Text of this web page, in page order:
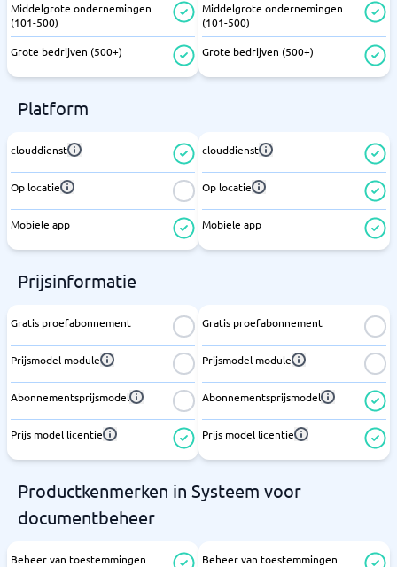
Middelgrote ondernemingen
(101-500)
Grote bedrijven (500+)
Middelgrote ondernemingen
(101-500)
Grote bedrijven (500+)
Platform
clouddienst
Op locatie
Mobiele app
clouddienst
Op locatie
Mobiele app
Prijsinformatie
Gratis proefabonnement
Prijsmodel module
Abonnementsprijsmodel
Prijs model licentie
Gratis proefabonnement
Prijsmodel module
Abonnementsprijsmodel
Prijs model licentie
Productkenmerken in Systeem voor
documentbeheer
Beheer van toestemmingen Beheer van toestemmingen